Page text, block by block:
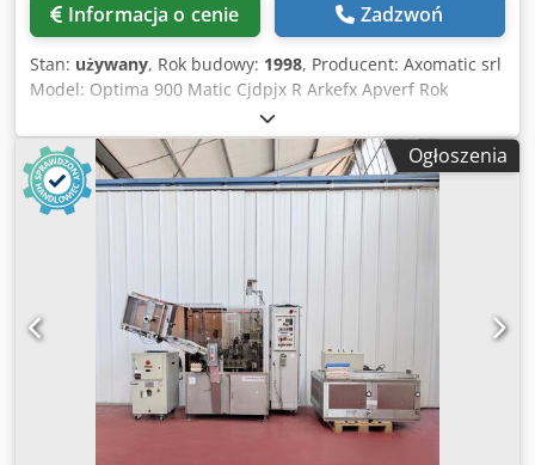
Informacja o cenie Zadzwoń
Stan: używany, Rok budowy: 1998, Producent: Axomatic srl
Model: Optima 900 Matic Cjdpjx R Arkefx Apverf Rok
produkcji: 1998 Typ: Napełniarka do plastikowych tub
Maksymalna wydajność: 70 szt./min Zakres dozowania: 2
ml - 300 ml Maks. długość tubki: 280 mm z nakrętką
Średnica tubki: 10 mm - 60 mm Moc: 7 kW Prąd: 18 A
Ogłoszenia